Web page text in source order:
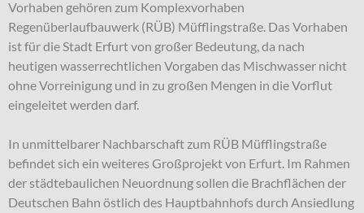
Vorhaben gehören zum Komplexvorhaben
Regenüberlaufbauwerk (RÜB) Müfflingstraße. Das Vorhaben
ist für die Stadt Erfurt von großer Bedeutung, da nach
heutigen wasserrechtlichen Vorgaben das Mischwasser nicht
ohne Vorreinigung und in zu großen Mengen in die Vorflut
eingeleitet werden darf.
In unmittelbarer Nachbarschaft zum RÜB Müfflingstraße
befindet sich ein weiteres Großprojekt von Erfurt. Im Rahmen
der städtebaulichen Neuordnung sollen die Brachflächen der
Deutschen Bahn östlich des Hauptbahnhofs durch Ansiedlung